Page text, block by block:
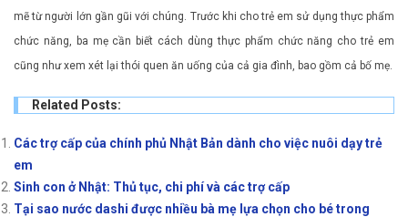
mẽ từ người lớn gần gũi với chúng. Trước khi cho trẻ em sử dụng thực phẩm
chức năng, ba mẹ cần biết cách dùng thực phẩm chức năng cho trẻ em
cũng như xem xét lại thói quen ăn uống của cả gia đình, bao gồm cả bố mẹ.
Related Posts:
Các trợ cấp của chính phủ Nhật Bản dành cho việc nuôi dạy trẻ
em
Sinh con ở Nhật: Thủ tục, chi phí và các trợ cấp
Tại sao nước dashi được nhiều bà mẹ lựa chọn cho bé trong